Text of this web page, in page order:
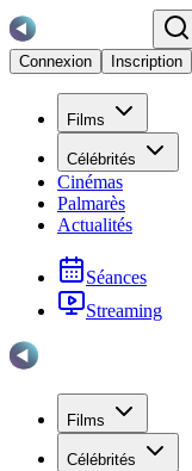
Connexion
Inscription
Films
Célébrités
Cinémas
Palmarès
Actualités
Séances
Streaming
Films
Célébrités